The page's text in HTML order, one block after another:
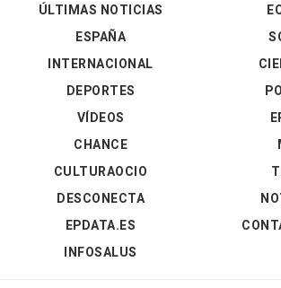
ÚLTIMAS NOTICIAS
ESPAÑA
INTERNACIONAL
DEPORTES
VÍDEOS
CHANCE
CULTURAOCIO
DESCONECTA
EPDATA.ES
INFOSALUS